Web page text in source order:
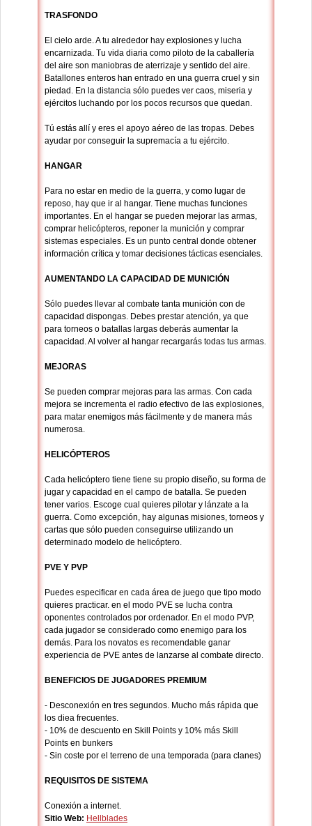
TRASFONDO
El cielo arde. A tu alrededor hay explosiones y lucha
encarnizada. Tu vida diaria como piloto de la caballería
del aire son maniobras de aterrizaje y sentido del aire.
Batallones enteros han entrado en una guerra cruel y sin
piedad. En la distancia sólo puedes ver caos, miseria y
ejércitos luchando por los pocos recursos que quedan.
Tú estás allí y eres el apoyo aéreo de las tropas. Debes
ayudar por conseguir la supremacía a tu ejército.
HANGAR
Para no estar en medio de la guerra, y como lugar de
reposo, hay que ir al hangar. Tiene muchas funciones
importantes. En el hangar se pueden mejorar las armas,
comprar helicópteros, reponer la munición y comprar
sistemas especiales. Es un punto central donde obtener
información crítica y tomar decisiones tácticas esenciales.
AUMENTANDO LA CAPACIDAD DE MUNICIÓN
Sólo puedes llevar al combate tanta munición con de
capacidad dispongas. Debes prestar atención, ya que
para torneos o batallas largas deberás aumentar la
capacidad. Al volver al hangar recargarás todas tus armas.
MEJORAS
Se pueden comprar mejoras para las armas. Con cada
mejora se incrementa el radio efectivo de las explosiones,
para matar enemigos más fácilmente y de manera más
numerosa.
HELICÓPTEROS
Cada helicóptero tiene tiene su propio diseño, su forma de
jugar y capacidad en el campo de batalla. Se pueden
tener varios. Escoge cual quieres pilotar y lánzate a la
guerra. Como excepción, hay algunas misiones, torneos y
cartas que sólo pueden conseguirse utilizando un
determinado modelo de helicóptero.
PVE Y PVP
Puedes especificar en cada área de juego que tipo modo
quieres practicar. en el modo PVE se lucha contra
oponentes controlados por ordenador. En el modo PVP,
cada jugador se considerado como enemigo para los
demás. Para los novatos es recomendable ganar
experiencia de PVE antes de lanzarse al combate directo.
BENEFICIOS DE JUGADORES PREMIUM
- Desconexión en tres segundos. Mucho más rápida que
los diea frecuentes.
- 10% de descuento en Skill Points y 10% más Skill
Points en bunkers
- Sin coste por el terreno de una temporada (para clanes)
REQUISITOS DE SISTEMA
Conexión a internet.
Sitio Web: Hellblades